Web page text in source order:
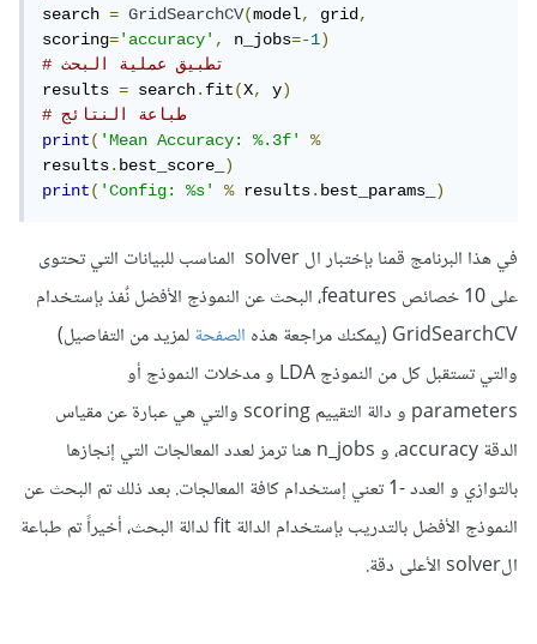
search = GridSearchCV(model, grid,
scoring='accuracy', n_jobs=-1)
# تطبيق عملية البحث
results = search.fit(X, y)
# طباعة النتائج
print('Mean Accuracy: %.3f'
%
results.best_score_)
print('Config: %s' % results.best_params_)
في هذا البرنامج قمنا بإختبار ال solver المناسب للبيانات التي تحتوى
على 10 خصائص features، البحث عن النموذج الأفضل نٌفذ بإستخدام
GridSearchCV (يمكنك مراجعة هذه
الصفحةلمزيد من التفاصيل)
والتي تستقبل كل من النموذج LDA و مدخلات النموذج أو
parameters و دالة التقييم scoring والتي هي عبارة عن مقياس
الدقة accuracy، و n_jobs هنا ترمز لعدد المعالجات التي إنجازها
بالتوازي و العدد -1 تعني إستخدام كافة المعالجات. بعد ذلك تم البحث عن
النموذج الأفضل بالتدريب بإستخدام الدالة fit لدالة البحث، أخيراً تم طباعة
الsolver الأعلى دقة.